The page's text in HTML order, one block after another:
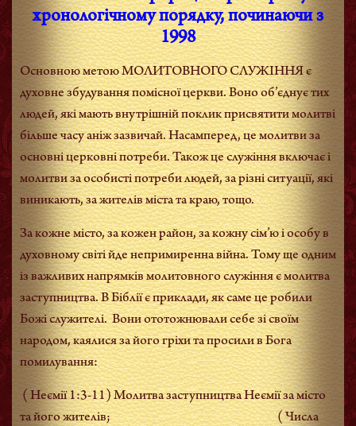
хронологічному порядку, починаючи з
1998
Основною метою МОЛИТОВНОГО СЛУЖІННЯ є
духовне збудування помісної церкви. Воно об’єднує тих
людей, які мають внутрішній поклик присвятити молитві
більше часу аніж зазвичай. Насамперед, це молитви за
основні церковні потреби. Також це служіння включає і
молитви за особисті потреби людей,за різні ситуації, які
виникають,за жителів міста та краю, тощо.
За кожне місто,за кожен район, за кожну сім’ю і особув
духовному світі йде непримиренна війна. Тому ще одним
із важливих напрямків молитовного служіння є молитва
заступництва. В Біблії є приклади, як саме це робили
Божі служителі. Вони ототожнювали себе зі своїм
народом, каялися за його гріхи та просили в Бога
помилування:
( Неємії 1:3-11) Молитва заступництва Неємії за місто
та його жителів; ( Числа